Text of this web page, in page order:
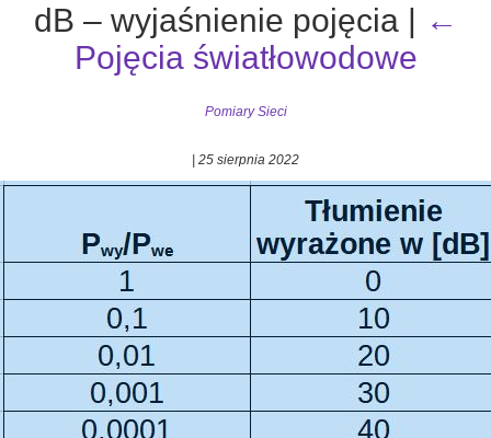
dB – wyjaśnienie pojęcia | ←
Pojęcia światłowodowe
Pomiary Sieci
| 25 sierpnia 2022